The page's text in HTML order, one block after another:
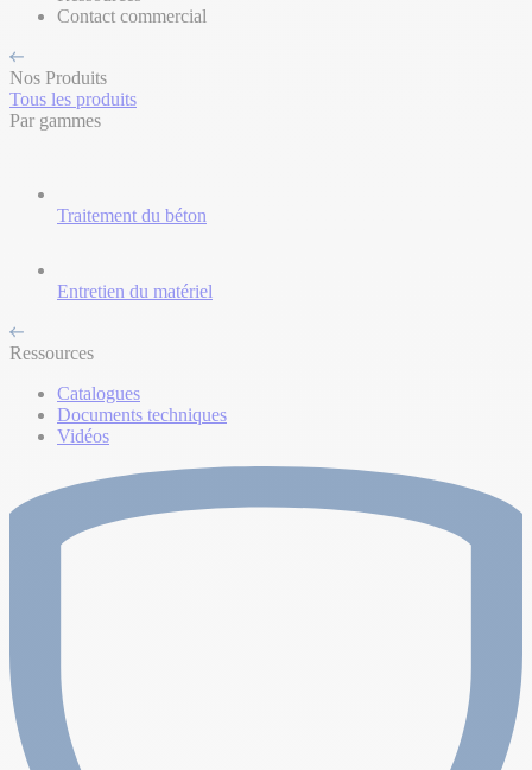
Contact commercial
Nos Produits
Tous les produits
Par gammes
Traitement du béton
Entretien du matériel
Ressources
Catalogues
Documents techniques
Vidéos